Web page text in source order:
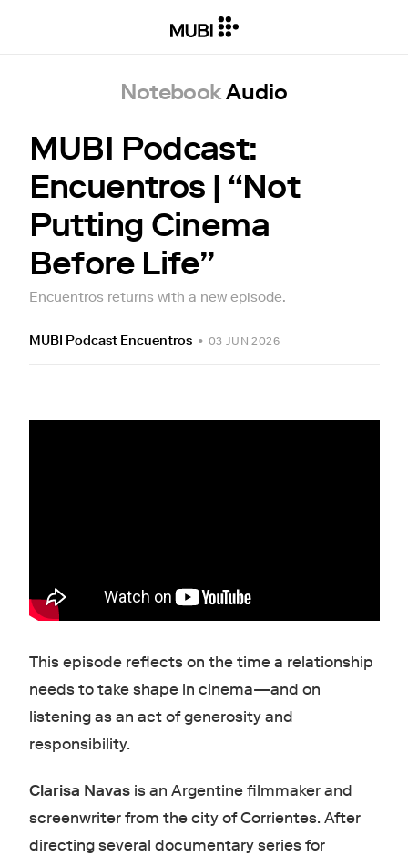
Notebook Audio
MUBI Podcast:
Encuentros | “Not
Putting Cinema
Before Life”
Encuentros returns with a new episode.
MUBI Podcast Encuentros • 03 JUN 2026
This episode reflects on the time a relationship
needs to take shape in cinema—and on
listening as an act of generosity and
responsibility.
Clarisa Navasis an Argentine filmmaker and
screenwriter from the city of Corrientes. After
directing several documentary series for